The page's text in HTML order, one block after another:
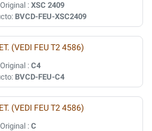
: XSC 2409
BVCD-FEU-XSC2409
(VEDI FEU T2 4586)
: C4
BVCD-FEU-C4
(VEDI FEU T2 4586)
: C